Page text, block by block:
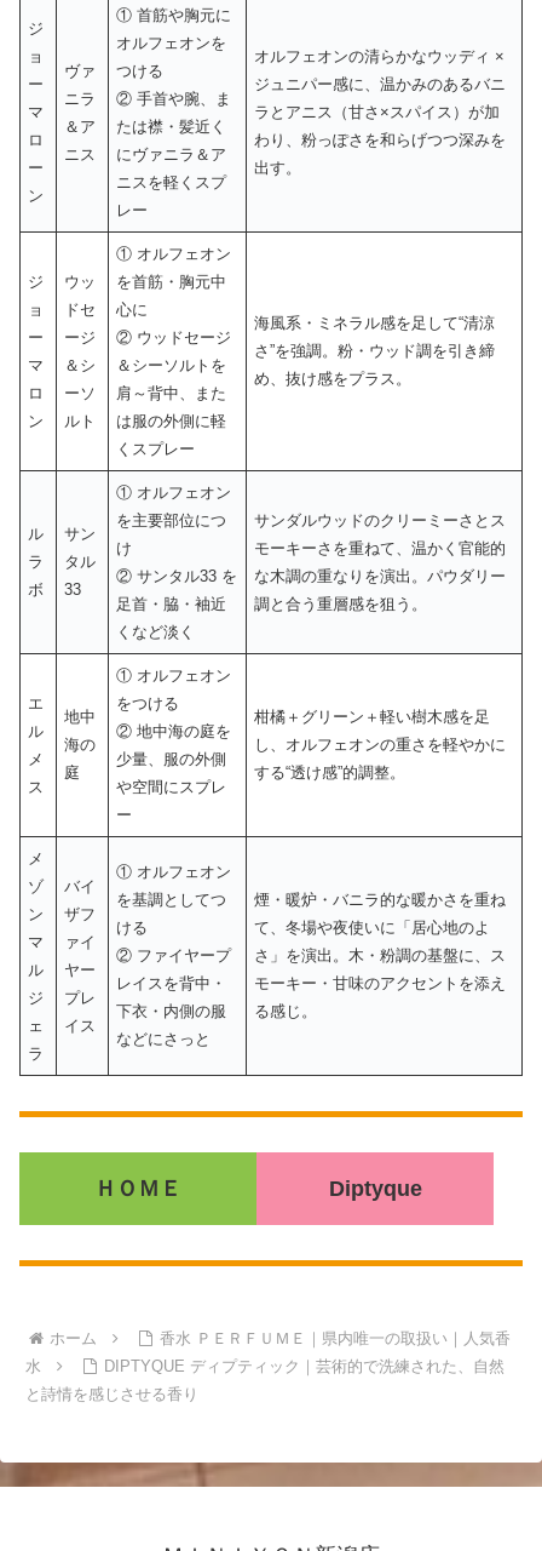
ジ
ョ
ー
マ
ロ
ー
ン
ヴァ
ニラ
＆ア
ニス
① 首筋や胸元に
オルフェオンを
つける
② 手首や腕、ま
たは襟・髪近く
にヴァニラ＆ア
ニスを軽くスプ
レー
オルフェオンの清らかなウッディ ×
ジュニパー感に、温かみのあるバニ
ラとアニス（甘さ×スパイス）が加
わり、粉っぽさを和らげつつ深みを
出す。
ジ
ョ
ー
マ
ロ
ン
ウッ
ドセ
ージ
＆シ
ーソ
ルト
① オルフェオン
を首筋・胸元中
心に
② ウッドセージ
＆シーソルトを
肩～背中、また
は服の外側に軽
くスプレー
海風系・ミネラル感を足して“清涼
さ”を強調。粉・ウッド調を引き締
め、抜け感をプラス。
ル
ラ
ボ
サン
タル
33
① オルフェオン
を主要部位につ
け
② サンタル33 を
足首・脇・袖近
くなど淡く
サンダルウッドのクリーミーさとス
モーキーさを重ねて、温かく官能的
な木調の重なりを演出。パウダリー
調と合う重層感を狙う。
エ
ル
メ
ス
地中
海の
庭
① オルフェオン
をつける
② 地中海の庭を
少量、服の外側
や空間にスプレ
ー
柑橘＋グリーン＋軽い樹木感を足
し、オルフェオンの重さを軽やかに
する“透け感”的調整。
メ
ゾ
ン
マ
ル
ジ
ェ
ラ
バイ
ザフ
ァイ
ヤー
プレ
イス
① オルフェオン
を基調としてつ
ける
② ファイヤープ
レイスを背中・
下衣・内側の服
などにさっと
煙・暖炉・バニラ的な暖かさを重ね
て、冬場や夜使いに「居心地のよ
さ」を演出。木・粉調の基盤に、ス
モーキー・甘味のアクセントを添え
る感じ。
ＨＯＭＥ Diptyque
ホーム
香水 ＰＥＲＦＵＭＥ｜県内唯一の取扱い｜人気香
水
DIPTYQUE ディプティック｜芸術的で洗練された、自然
と詩情を感じさせる香り